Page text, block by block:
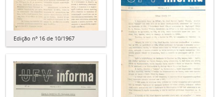
Edição nº 16 de 10/1967